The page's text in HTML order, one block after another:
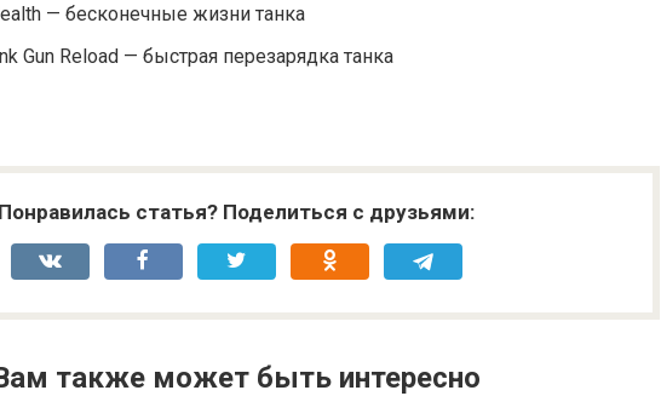
— бесконечные жизни танка
Gun Reload — быстрая перезарядка танка
Понравилась статья? Поделиться с друзьями:
также может быть интересно